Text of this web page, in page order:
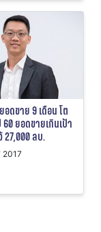
ดขาย 9 เดือน โต
ยอดขายเกินเป้า
27,000 ลบ.
2017